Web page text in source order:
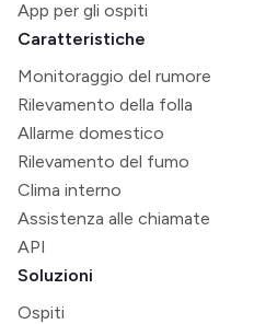
App per gli ospiti
Caratteristiche
Monitoraggio del rumore
Rilevamento della folla
Allarme domestico
Rilevamento del fumo
Clima interno
Assistenza alle chiamate
API
Soluzioni
Ospiti